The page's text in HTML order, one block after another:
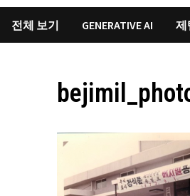
전체 보기 GENERATIVE AI 제